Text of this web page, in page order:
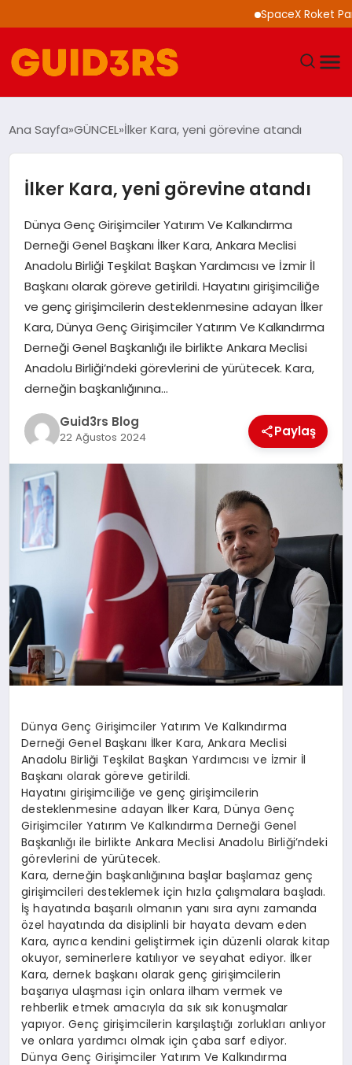
SpaceX Roket
YAŞAM
TEKNOLOJI
SPOR
SAĞLIK
EKONOMI
MAGAZIN
Ana Sayfa GÜNCEL İlker Kara, yeni görevine atandı
İlker Kara, yeni görevine atandı
Dünya Genç Girişimciler Yatırım Ve Kalkındırma
Derneği Genel Başkanı İlker Kara, Ankara Meclisi
Anadolu Birliği Teşkilat Başkan Yardımcısı ve İzmir İl
Başkanı olarak göreve getirildi. Hayatını girişimciliğe
ve genç girişimcilerin desteklenmesine adayan İlker
Kara, Dünya Genç Girişimciler Yatırım Ve Kalkındırma
Derneği Genel Başkanlığı ile birlikte Ankara Meclisi
Anadolu Birliği’ndeki görevlerini de yürütecek. Kara,
derneğin başkanlığınına…
Guid3rs Blog
22 Ağustos 2024 Paylaş
Dünya Genç Girişimciler Yatırım Ve Kalkındırma
Derneği Genel Başkanı İlker Kara, Ankara Meclisi
Anadolu Birliği Teşkilat Başkan Yardımcısı ve İzmir İl
Başkanı olarak göreve getirildi.
Hayatını girişimciliğe ve genç girişimcilerin
desteklenmesine adayan İlker Kara, Dünya Genç
Girişimciler Yatırım Ve Kalkındırma Derneği Genel
Başkanlığı ile birlikte Ankara Meclisi Anadolu Birliği’ndeki
görevlerini de yürütecek.
Kara, derneğin başkanlığınına başlar başlamaz genç
girişimcileri desteklemek için hızla çalışmalara başladı.
İş hayatında başarılı olmanın yanı sıra aynı zamanda
özel hayatında da disiplinli bir hayata devam eden
Kara, ayrıca kendini geliştirmek için düzenli olarak kitap
okuyor, seminerlere katılıyor ve seyahat ediyor. İlker
Kara, dernek başkanı olarak genç girişimcilerin
başarıya ulaşması için onlara ilham vermek ve
rehberlik etmek amacıyla da sık sık konuşmalar
yapıyor. Genç girişimcilerin karşılaştığı zorlukları anlıyor
ve onlara yardımcı olmak için çaba sarf ediyor.
Dünya Genç Girişimciler Yatırım Ve Kalkındırma